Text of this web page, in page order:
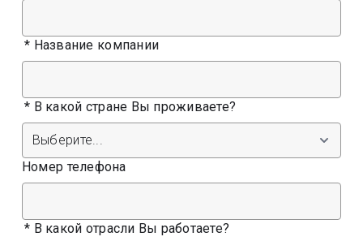
* Название компании
* В какой стране Вы проживаете?
Номер телефона
* В какой отрасли Вы работаете?